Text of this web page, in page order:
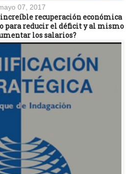
07, 2017
recuperación económica
para reducir el déficit y al mismo
los salarios?